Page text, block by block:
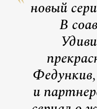
новый
В
и